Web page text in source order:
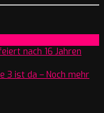
nach 16 Jahren
3 ist da – Noch mehr